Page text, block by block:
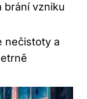
brání vzniku
nečistoty a